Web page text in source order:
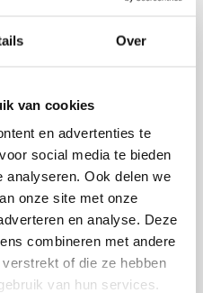
Over
van cookies
en advertenties te
social media te bieden
analyseren. Ook delen we
onze site met onze
en analyse. Deze
combineren met andere
of die ze hebben
van hun services.
LED
E27